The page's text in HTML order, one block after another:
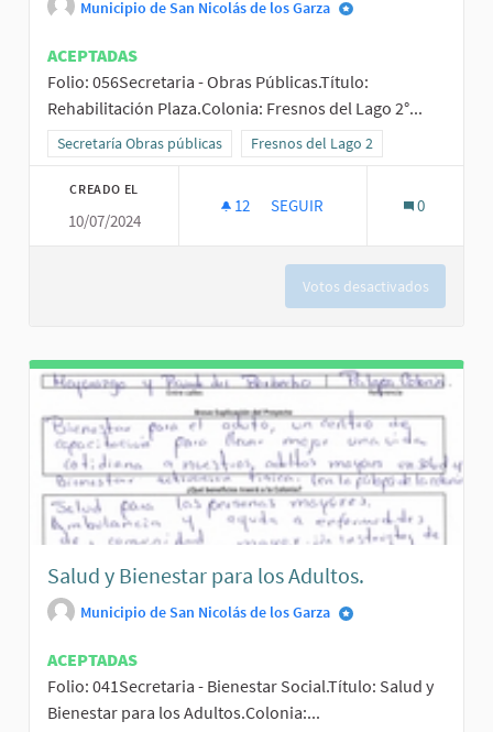
Municipio de San Nicolás de los Garza
ACEPTADAS
Folio: 056Secretaria - Obras Públicas.Título:
Rehabilitación Plaza.Colonia: Fresnos del Lago 2°...
Resultados al filtrar por la categoría: Secretaría Obras públicas
Secretaría Obras públicas Resultados al filtrar por el ámbito:
Fresnos del Lago 2
CREADO EL
10/07/2024
12 12 SEGUIDORAS
SEGUIR 0
Votos desactivados
Salud y Bienestar para los Adultos.
Municipio de San Nicolás de los Garza
ACEPTADAS
Folio: 041Secretaria - Bienestar Social.Título: Salud y
Bienestar para los Adultos.Colonia:...